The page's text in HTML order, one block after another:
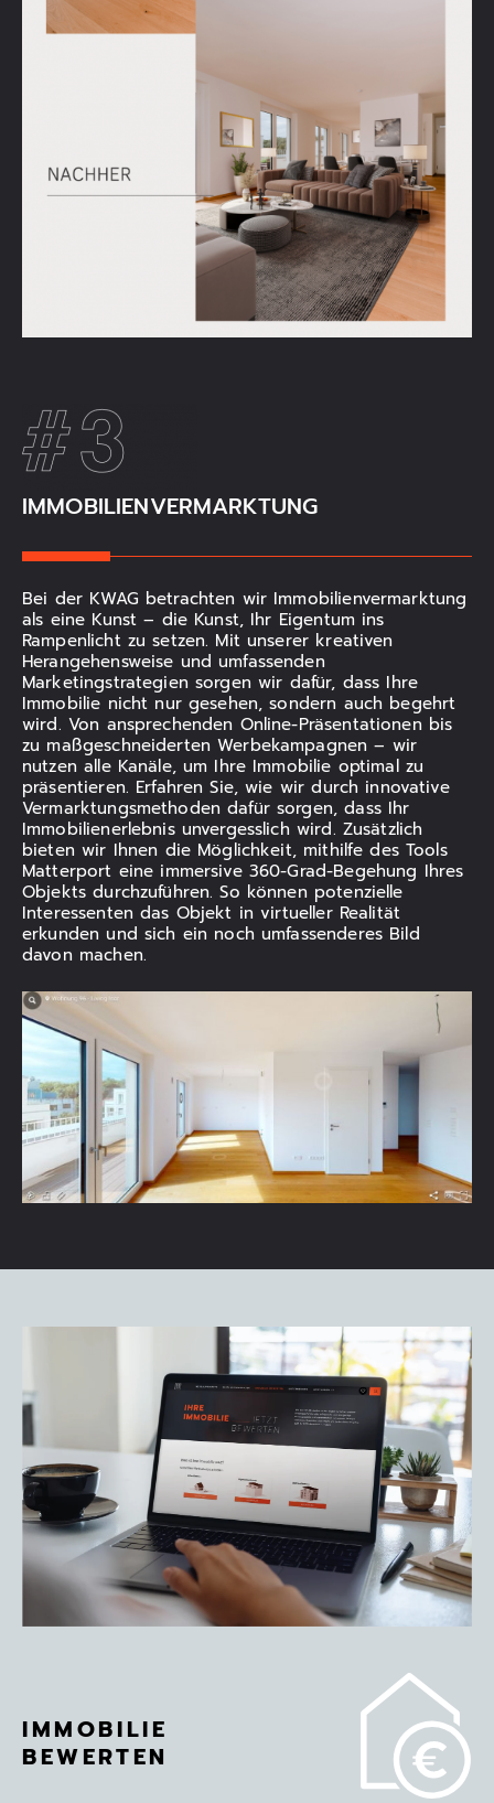
IMMOBILIENVERMARKTUNG
Bei der KWAG betrachten wir Immobilienvermarktung
als eine Kunst – die Kunst, Ihr Eigentum ins
Rampenlicht zu setzen. Mit unserer kreativen
Herangehensweise und umfassenden
Marketingstrategien sorgen wir dafür, dass Ihre
Immobilie nicht nur gesehen, sondern auch begehrt
wird. Von ansprechenden Online-Präsentationen bis
zu maßgeschneiderten Werbekampagnen – wir
nutzen alle Kanäle, um Ihre Immobilie optimal zu
präsentieren. Erfahren Sie, wie wir durch innovative
Vermarktungsmethoden dafür sorgen, dass Ihr
Immobilienerlebnis unvergesslich wird. Zusätzlich
bieten wir Ihnen die Möglichkeit, mithilfe des Tools
Matterport eine immersive 360-Grad-Begehung Ihres
Objekts durchzuführen. So können potenzielle
Interessenten das Objekt in virtueller Realität
erkunden und sich ein noch umfassenderes Bild
davon machen.
IMMOBILIE
BEWERTEN